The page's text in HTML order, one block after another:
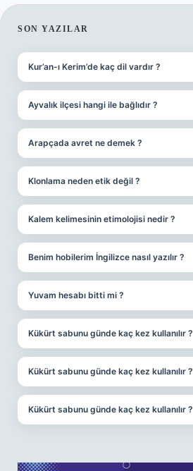
SIDEBAR
SON YAZILAR
Kur’an-ı Kerim’de kaç dil vardır ?
Ayvalık ilçesi hangi ile bağlıdır ?
Arapçada avret ne demek ?
Klonlama neden etik değil ?
Kalem kelimesinin etimolojisi nedir ?
Benim hobilerim İngilizce nasıl yazılır ?
Yuvam hesabı bitti mi ?
Kükürt sabunu günde kaç kez kullanılır ?
Kükürt sabunu günde kaç kez kullanılır ?
Kükürt sabunu günde kaç kez kullanılır ?